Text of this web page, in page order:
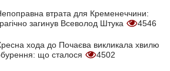
втрата для Кременеччини:
загинув Всеволод Штука
4546
хода до Почаєва викликала хвилю
що сталося
4502